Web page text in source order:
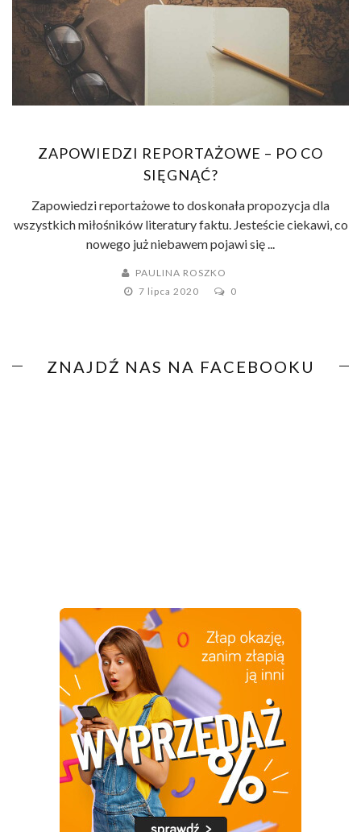
ZAPOWIEDZI REPORTAŻOWE – PO CO
SIĘGNĄĆ?
Zapowiedzi reportażowe to doskonała propozycja dla
wszystkich miłośników literatury faktu. Jesteście ciekawi, co
nowego już niebawem pojawi się ...
PAULINA ROSZKO
7 lipca 2020
0
ZNAJDŹ NAS NA FACEBOOKU